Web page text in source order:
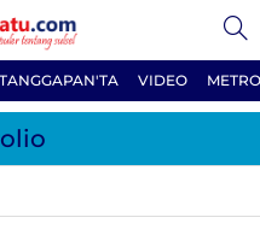
TANGGAPAN'TA VIDEO